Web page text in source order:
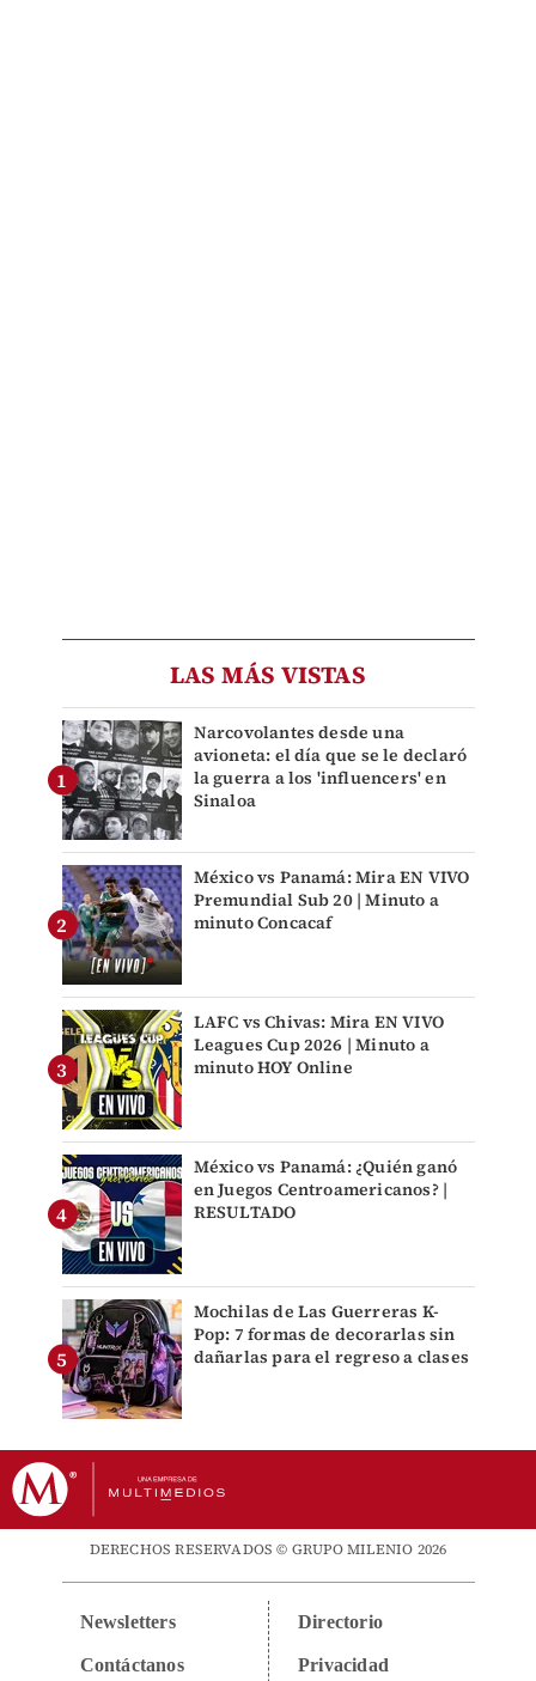
LAS MÁS VISTAS
Narcovolantes desde una
avioneta: el día que se le declaró
la guerra a los 'influencers' en
Sinaloa
México vs Panamá: Mira EN VIVO
Premundial Sub 20 | Minuto a
minuto Concacaf
LAFC vs Chivas: Mira EN VIVO
Leagues Cup 2026 | Minuto a
minuto HOY Online
México vs Panamá: ¿Quién ganó
en Juegos Centroamericanos? |
RESULTADO
Mochilas de Las Guerreras K-
Pop: 7 formas de decorarlas sin
dañarlas para el regreso a clases
DERECHOS RESERVADOS © GRUPO MILENIO 2026
Newsletters
Contáctanos
Directorio
Privacidad